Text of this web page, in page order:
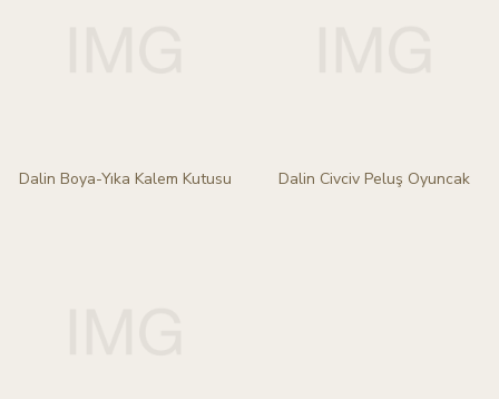
Dalin Boya-Yıka Kalem Kutusu Dalin Civciv Peluş Oyuncak